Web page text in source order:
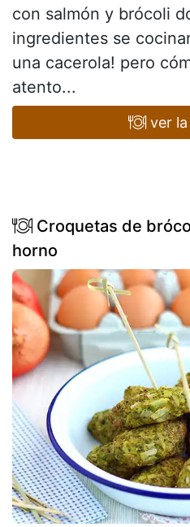
con salmón y brócoli
ingredientes se
una cacerola! pero
atento...
ver
Croquetas de
horno